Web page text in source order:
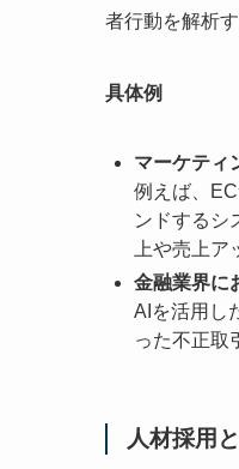
者行動を解析
具体例
マーケティ
例えば、
ンドするシ
上や売上ア
金融業界に
AIを活用し
った不正取
人材採用